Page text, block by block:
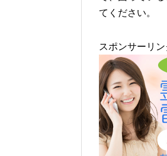
てください。
スポンサーリン